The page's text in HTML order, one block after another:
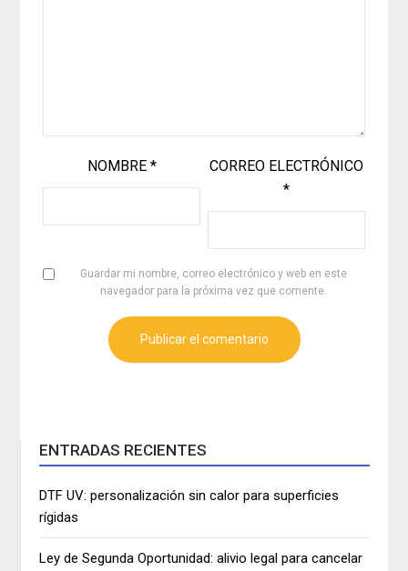
NOMBRE *
CORREO ELECTRÓNICO
*
Guardar mi nombre, correo electrónico y web en este
navegador para la próxima vez que comente.
ENTRADAS RECIENTES
DTF UV: personalización sin calor para superficies
rígidas
Ley de Segunda Oportunidad: alivio legal para cancelar